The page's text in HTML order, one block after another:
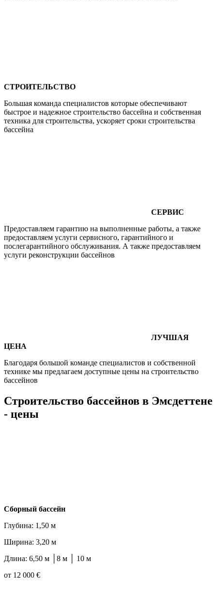
СТРОИТЕЛЬСТВО
Большая команда специалистов которые обеспечивают
быстрое и надежное строительство бассейна и собственная
техника для строительства, ускоряет сроки строительства
бассейна
СЕРВИС
Предоставляем гарантию на выполненные работы, а также
предоставляем услуги сервисного, гарантийного и
послегарантийного обслуживания. А также предоставляем
услуги реконструкции бассейнов
ЛУЧШАЯ
ЦЕНА
Благодаря большой команде специалистов и собственной
технике мы предлагаем доступные цены на строительство
бассейнов
Строительство бассейнов в Эмсдеттене
- цены
Cборный бассейн
Глубина: 1,50 м
Ширина: 3,20 м
Длина: 6,50 м │8 м │ 10 м
от 12 000 €